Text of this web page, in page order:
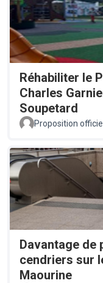
Réhabiliter le
Charles
Soupetard
Proposition
Davantage de
cendriers sur
Maourine